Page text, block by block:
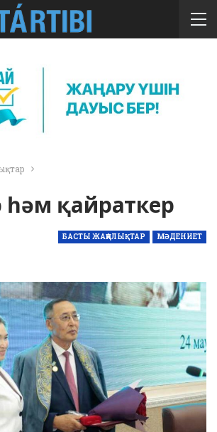
һәм қайраткер
БАСТЫ ЖАҢАЛЫҚТАР МӘДЕНИЕТ